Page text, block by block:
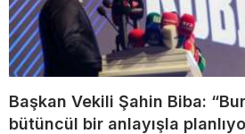
Başkan Vekili Şahin Biba:
bütüncül bir anlayışla